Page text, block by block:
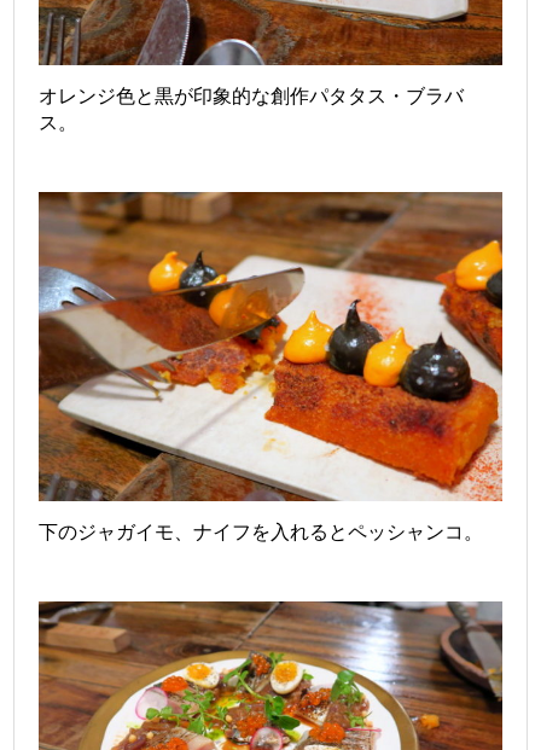
オレンジ色と黒が印象的な創作パタタス・ブラバ
ス。
下のジャガイモ、ナイフを入れるとペッシャンコ。